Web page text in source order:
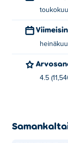
Voinko
Ranch UFOa
4.5